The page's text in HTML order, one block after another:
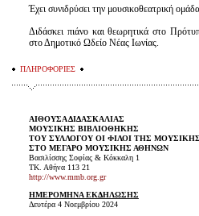
Έχει συνιδρύσει την μουσικοθεατρική
Διδάσκει πιάνο και θεωρητικά στο
στο Δημοτικό Ωδείο Νέας Ιωνίας.
ΠΛΗΡΟΦΟΡΙΕΣ
ΑΙΘΟΥΣΑ ΔΙΔΑΣΚΑΛΙΑΣ
ΜΟΥΣΙΚΗΣ ΒΙΒΛΙΟΘΗΚΗΣ
ΤΟΥ ΣΥΛΛΟΓΟΥ ΟΙ ΦΙΛΟΙ ΤΗΣ ΜΟΥΣΙΚΗΣ
ΣΤΟ ΜΕΓΑΡΟ ΜΟΥΣΙΚΗΣ ΑΘΗΝΩΝ
Βασιλίσσης Σοφίας & Κόκκαλη 1
ΤΚ. Αθήνα 113 21
http://www.mmb.org.gr
ΗΜΕΡΟΜΗΝΑ ΕΚΔΗΛΩΣΗΣ
Δευτέρα 4 Νοεμβρίου 2024